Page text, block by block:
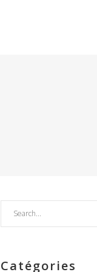
Search
for:
Catégories